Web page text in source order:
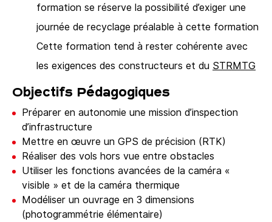
formation se réserve la possibilité d’exiger une
journée de recyclage préalable à cette formation
Cette formation tend à rester cohérente avec
les exigences des constructeurs et du STRMTG
Objectifs Pédagogiques
Préparer en autonomie une mission d’inspection
d’infrastructure
Mettre en œuvre un GPS de précision (RTK)
Réaliser des vols hors vue entre obstacles
Utiliser les fonctions avancées de la caméra «
visible » et de la caméra thermique
Modéliser un ouvrage en 3 dimensions
(photogrammétrie élémentaire)